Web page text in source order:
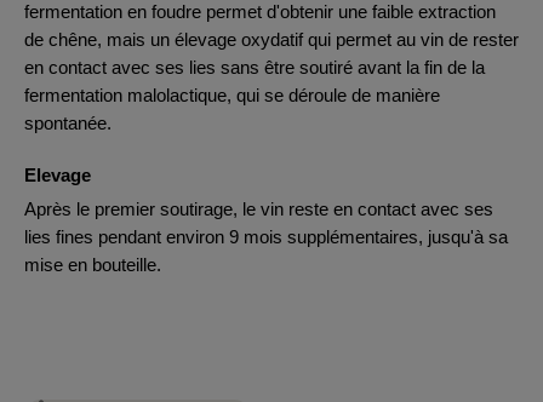
fermentation en foudre permet d'obtenir une faible extraction
de chêne, mais un élevage oxydatif qui permet au vin de rester
en contact avec ses lies sans être soutiré avant la fin de la
fermentation malolactique, qui se déroule de manière
spontanée.
Elevage
Après le premier soutirage, le vin reste en contact avec ses
lies fines pendant environ 9 mois supplémentaires, jusqu'à sa
mise en bouteille.